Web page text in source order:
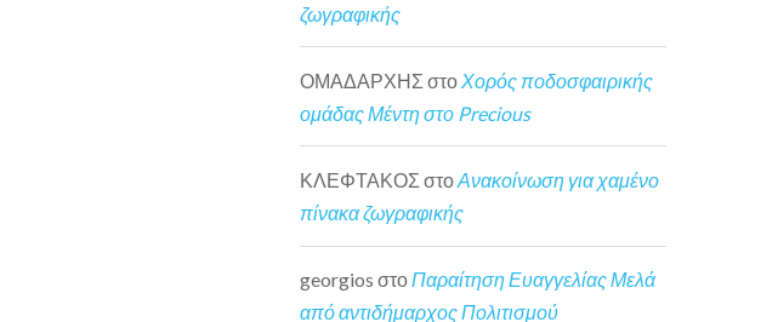
ζωγραφικής
ΟΜΑΔΑΡΧΗΣ στο Χορός ποδοσφαιρικής
ομάδας Μέντη στο Precious
ΚΛΕΦΤΑΚΟΣ στοΑνακοίνωση για χαμένο
πίνακα ζωγραφικής
georgios στοΠαραίτηση Ευαγγελίας Μελά
από αντιδήμαρχος Πολιτισμού